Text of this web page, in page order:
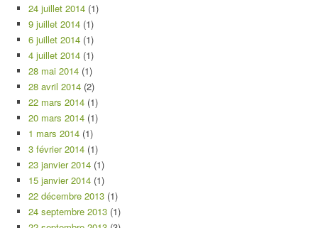
24 juillet 2014 (1)
9 juillet 2014 (1)
6 juillet 2014 (1)
4 juillet 2014 (1)
28 mai 2014 (1)
28 avril 2014 (2)
22 mars 2014 (1)
20 mars 2014 (1)
1 mars 2014 (1)
3 février 2014 (1)
23 janvier 2014 (1)
15 janvier 2014 (1)
22 décembre 2013 (1)
24 septembre 2013 (1)